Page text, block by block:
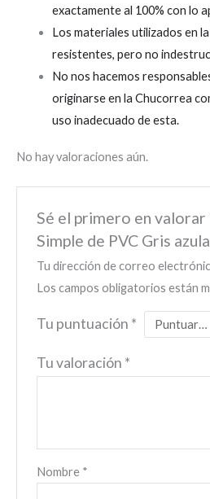
exactamente al 100% con lo
Los materiales utilizados en
resistentes, pero no
No nos hacemos
originarse en la Chucorrea
uso inadecuado de esta.
No hay valoraciones aún.
Sé el primero en valorar
Simple de PVC Gris
Tu dirección de correo
Los campos obligatorios están
Tu puntuación *
Tu valoración *
Nombre *